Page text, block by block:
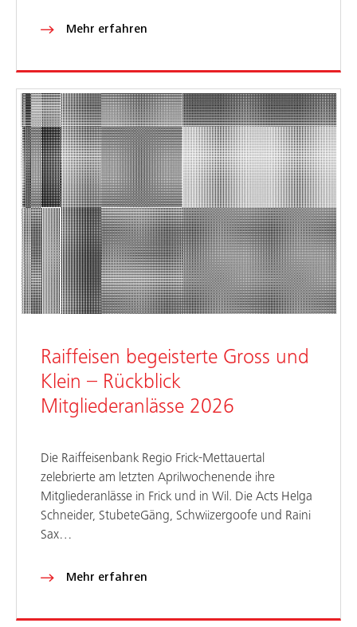
Mehr erfahren
Raiffeisen begeisterte Gross und
Klein – Rückblick
Mitgliederanlässe 2026
Die Raiffeisenbank Regio Frick-Mettauertal
zelebrierte am letzten Aprilwochenende ihre
Mitgliederanlässe in Frick und in Wil. Die Acts Helga
Schneider, StubeteGäng, Schwiizergoofe und Raini
Sax…
Mehr erfahren